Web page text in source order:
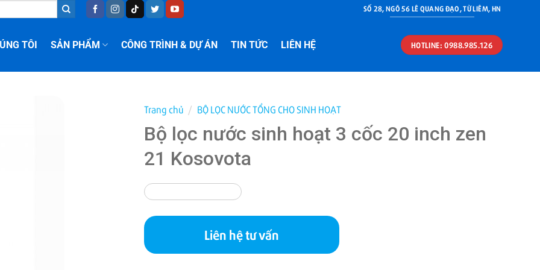
SỐ 28, NGÕ 56 LÊ QUANG ĐẠO, TỪ LIÊM, HN
TÔI SẢN PHẨM CÔNG TRÌNH & DỰ ÁN TIN TỨC LIÊN HỆ HOTLINE: 0988.985.126
Trang chủ / BỘ LỌC NƯỚC TỔNG CHO SINH HOẠT
Bộ lọc nước sinh hoạt 3 cốc 20 inch zen
21 Kosovota
Liên hệ tư vấn